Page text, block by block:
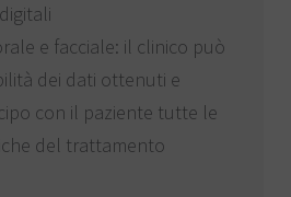
e facciale: il clinico può
dei dati ottenuti e
con il paziente tutte le
del trattamento